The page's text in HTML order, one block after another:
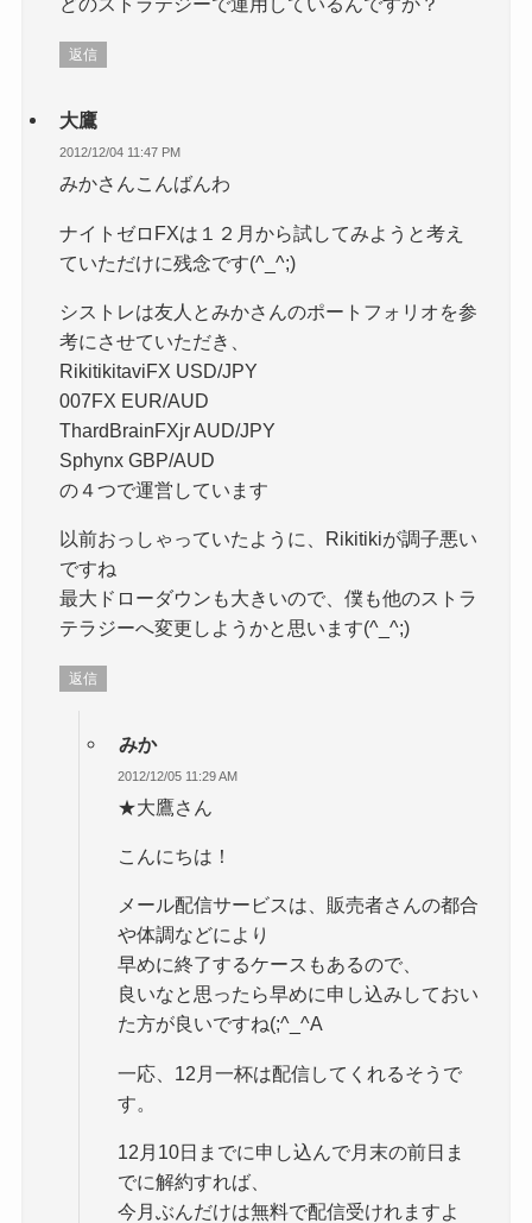
返信
大鷹
2012/12/04 11:47 PM
みかさんこんばんわ
ナイトゼロFXは１２月から試してみようと考え
ていただけに残念です(^_^;)
シストレは友人とみかさんのポートフォリオを参
考にさせていただき、
RikitikitaviFX USD/JPY
007FX EUR/AUD
ThardBrainFXjr AUD/JPY
Sphynx GBP/AUD
の４つで運営しています
以前おっしゃっていたように、Rikitikiが調子悪い
ですね
最大ドローダウンも大きいので、僕も他のストラ
テラジーへ変更しようかと思います(^_^;)
返信
みか
2012/12/05 11:29 AM
★大鷹さん
こんにちは！
メール配信サービスは、販売者さんの都合
や体調などにより
早めに終了するケースもあるので、
良いなと思ったら早めに申し込みしておい
た方が良いですね(;^_^A
一応、12月一杯は配信してくれるそうで
す。
12月10日までに申し込んで月末の前日ま
でに解約すれば、
今月ぶんだけは無料で配信受けれますよ